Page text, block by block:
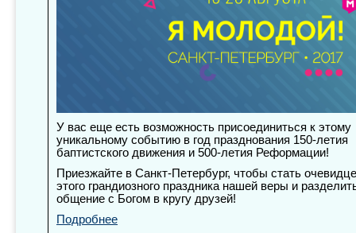
У вас еще есть возможность присоединиться к этому
уникальному событию в год празднования 150-летия
баптистского движения и 500-летия Реформации!
Приезжайте в Санкт-Петербург, чтобы стать
этого грандиозного праздника нашей веры и
общение с Богом в кругу друзей!
Подробнее